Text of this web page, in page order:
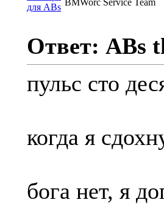
BMWorc Service Team
Ответ: ABs
пульс сто
когда я
бога нет, я